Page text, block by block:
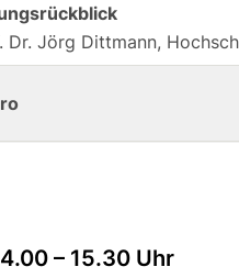
Dr. Jörg Dittmann,
– 15.30 Uhr